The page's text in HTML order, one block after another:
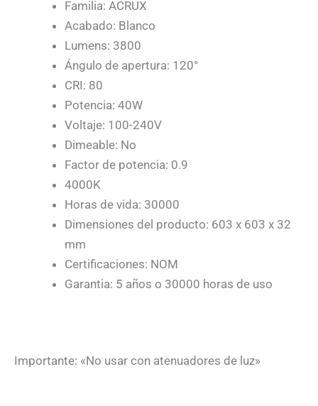
Familia: ACRUX
Acabado: Blanco
Lumens: 3800
Ángulo de apertura: 120°
CRI: 80
Potencia: 40W
Voltaje: 100-240V
Dimeable: No
Factor de potencia: 0.9
4000K
Horas de vida: 30000
Dimensiones del producto: 603 x 603 x 32
mm
Certificaciones: NOM
Garantia: 5 años o 30000 horas de uso
Importante: «No usar con atenuadores de luz»